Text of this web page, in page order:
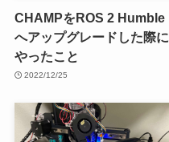
CHAMPをROS 2 Humble
へアップグレードした際に
やったこと
2022/12/25